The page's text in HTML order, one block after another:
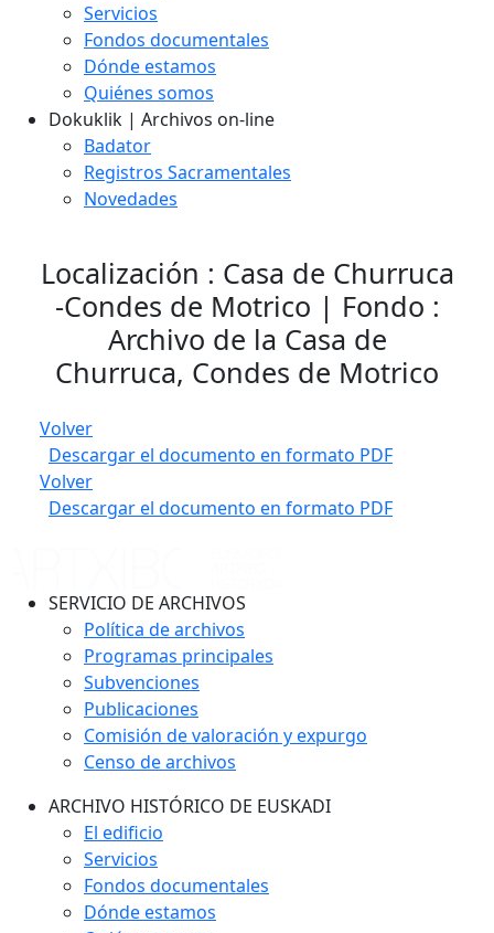
Servicios
Fondos documentales
Dónde estamos
Quiénes somos
Dokuklik | Archivos on-line
Badator
Registros Sacramentales
Novedades
Localización : Casa de Churruca
-Condes de Motrico | Fondo :
Archivo de la Casa de
Churruca, Condes de Motrico
Volver
Descargar el documento en formato PDF
Volver
Descargar el documento en formato PDF
SERVICIO DE ARCHIVOS
Política de archivos
Programas principales
Subvenciones
Publicaciones
Comisión de valoración y expurgo
Censo de archivos
ARCHIVO HISTÓRICO DE EUSKADI
El edificio
Servicios
Fondos documentales
Dónde estamos